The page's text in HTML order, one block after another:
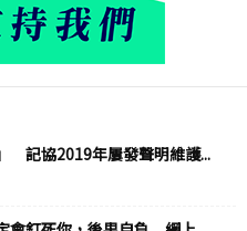
記協2019年屢發聲明維護...